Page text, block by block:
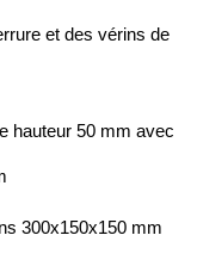
et des vérins de
hauteur 50 mm avec
300x150x150 mm